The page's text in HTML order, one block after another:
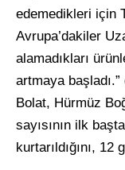
edemedikleri için
Avrupa’dakiler
alamadıkları
artmaya
Bolat, Hürmüz
sayısının ilk
kurtarıldığını,